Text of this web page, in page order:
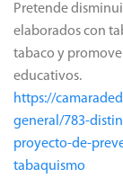
Pretende
elaborados con
tabaco y
educativos.
https://
general/783-
proyecto-de-
tabaquismo